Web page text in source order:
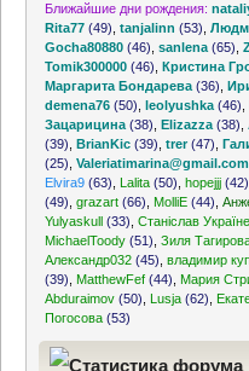
предстоящих
Ближайшие дни рождения:
Rita77 (49) ,tanjalinn (53) ,
Gocha80880 (46) ,sanlena (65) ,
Tomik300000 (46) ,Кристина
Маргарита Бондарева (36) ,
demena76 (50) ,leolyushka (46)
Зацарицина (38) ,Elizazza (38) ,
(39) ,BrianKic (39) ,trer(47) ,
(25) ,Valeriatimarina@gmail.com
Elvira9 (63) Lalita (50) ,hopejjj (42)
(49) ,grazart (66) MolliE (44) ,
Yulyaskull (33) ,Станіслав
MichaelToody (51) ,Зиля
Александр032 (45) ,владимир
(39)
MatthewFef (44) Мария
Abduraimov (50) Lusja (62)
Погосова (53)